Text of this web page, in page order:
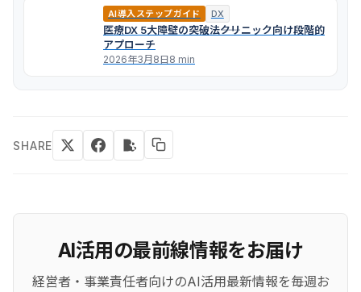
AI導入ステップガイド DX
医療DX 5大障壁の突破法――クリニック向け段階的
アプローチ
2026年3月8日8 min
SHARE
AI活用の最前線情報をお届け
経営者・事業責任者向けのAI活用最新情報を毎週お